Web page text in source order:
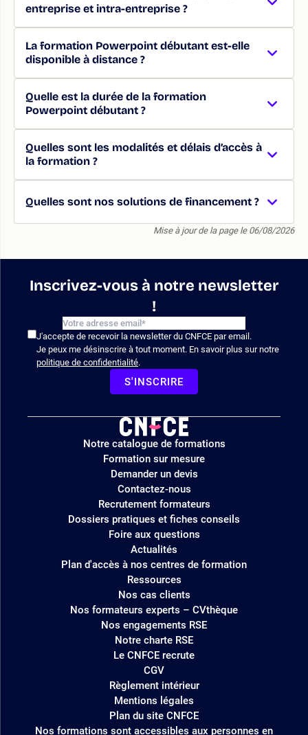
entreprise et intra-entreprise ?
La formation Powerpoint débutant est-elle
disponible à distance ?
Quelle est la durée de la formation
Powerpoint débutant ?
Quelles sont les modalités et délais d’accès à
la formation ?
Quelles sont nos solutions de financement ?
Mise à jour de la page le 06/08/2026
Inscrivez-vous à notre newsletter
!
J'accepte de recevoir la newsletter du CNFCE par email.
Je peux me désinscrire à tout moment. En savoir plus sur notre
politique de confidentialité.
S'INSCRIRE
Logo
site
Notre catalogue de formations
Formation sur mesure
Demander un devis
Contactez-nous
Recrutement formateurs
Dossiers pratiques et fiches conseils
Foire aux questions
Actualités
Plan d'accès à nos centres de formation
Ressources
Nos cas clients
Nos formateurs experts – CVthèque
Nos engagements RSE
Notre charte RSE
Le CNFCE recrute
CGV
Règlement intérieur
Mentions légales
Plan du site CNFCE
Nos formations sont accessibles aux personnes en